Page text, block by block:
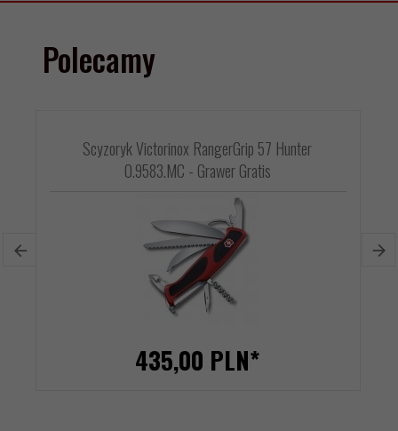
Polecamy
Scyzoryk Victorinox RangerGrip 57 Hunter
0.9583.MC - Grawer Gratis
435,00 PLN*